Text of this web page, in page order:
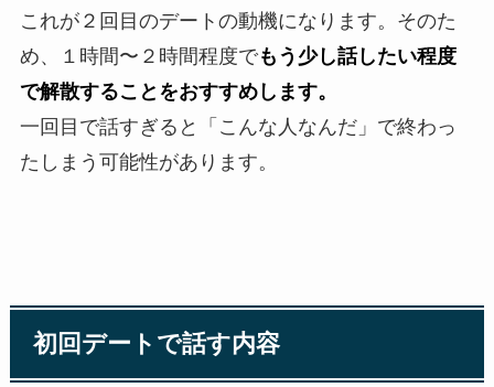
これが２回目のデートの動機になります。そのた
め、１時間〜２時間程度でもう少し話したい程度
で解散することをおすすめします。
一回目で話すぎると「こんな人なんだ」で終わっ
たしまう可能性があります。
初回デートで話す内容